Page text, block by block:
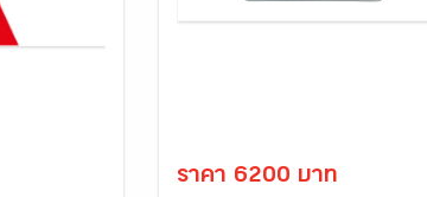
ราคา 6200 บาท